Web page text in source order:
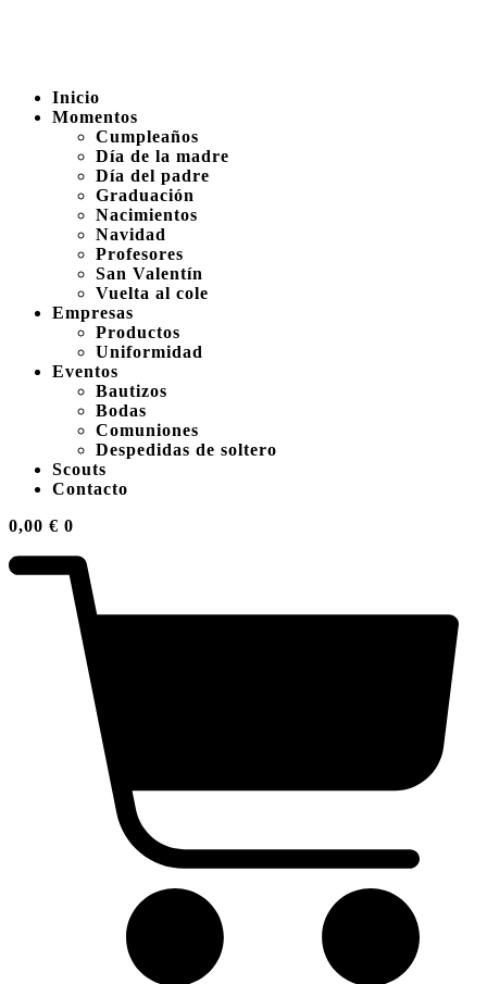
Inicio
Momentos
Cumpleaños
Día de la madre
Día del padre
Graduación
Nacimientos
Navidad
Profesores
San Valentín
Vuelta al cole
Empresas
Productos
Uniformidad
Eventos
Bautizos
Bodas
Comuniones
Despedidas de soltero
Scouts
Contacto
0,00 € 0